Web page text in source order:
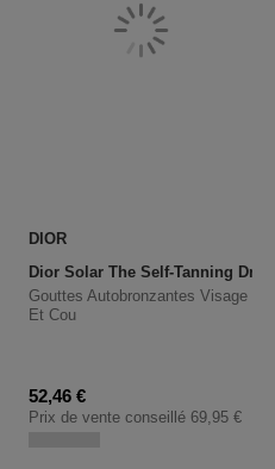
DIOR
Dior Solar The Self-Tanning Drops
Gouttes Autobronzantes Visage
Et Cou
Prix promotionnel
52,46 €
Prix de vente conseillé 69,95 €